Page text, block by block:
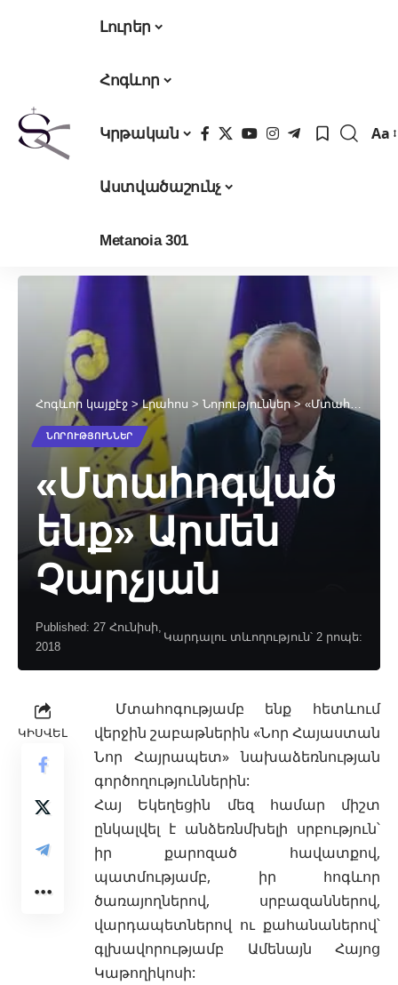
Լուրեր
Հոգևոր
Կրթական
Աստվածաշունչ
Metanoia 301
Aa
Հոգևոր կայքէջ >Լրահոս > Նորություններ>«Մտահոգված ենք» Արմեն Չարչյան
ՆՈՐՈՒԹՅՈՒՆՆԵՐ
«Մտահոգված
ենք» Արմեն
Չարչյան
Published: 27 Հունիսի,
2018
Կարդալու տևողություն՝ 2 րոպե:
ԿԻՍՎԵԼ
Մտահոգությամբ ենք հետևում
վերջին շաբաթներին «Նոր Հայաստան
Նոր Հայրապետ» նախաձեռնության
գործողություններին:
Հայ Եկեղեցին մեզ համար միշտ
ընկալվել է անձեռնմխելի սրբություն՝
իր քարոզած հավատքով,
պատմությամբ, իր հոգևոր
ծառայողներով, սրբազաններով,
վարդապետներով ու քահանաներով՝
գլխավորությամբ Ամենայն Հայոց
Կաթողիկոսի: